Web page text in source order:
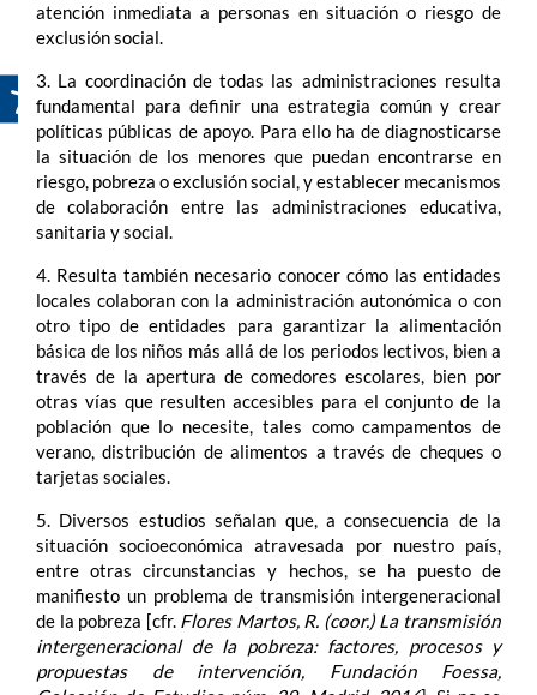
atención inmediata a personas en situación o riesgo de
exclusión social.
3. La coordinación de todas las administraciones resulta
fundamental para definir una estrategia común y crear
políticas públicas de apoyo. Para ello ha de diagnosticarse
la situación de los menores que puedan encontrarse en
riesgo, pobreza o exclusión social, y establecer mecanismos
de colaboración entre las administraciones educativa,
sanitaria y social.
4. Resulta también necesario conocer cómo las entidades
locales colaboran con la administración autonómica o con
otro tipo de entidades para garantizar la alimentación
básica de los niños más allá de los periodos lectivos, bien a
través de la apertura de comedores escolares, bien por
otras vías que resulten accesibles para el conjunto de la
población que lo necesite, tales como campamentos de
verano, distribución de alimentos a través de cheques o
tarjetas sociales.
5. Diversos estudios señalan que, a consecuencia de la
situación socioeconómica atravesada por nuestro país,
entre otras circunstancias y hechos, se ha puesto de
manifiesto un problema de transmisión intergeneracional
de la pobreza [cfr. Flores Martos, R. (coor.) La transmisión
intergeneracional de la pobreza: factores, procesos y
propuestas de intervención, Fundación Foessa,